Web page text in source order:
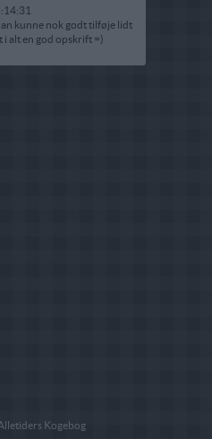
kunne nok godt tilføje lidt
alt en god opskrift =)
Kogebog